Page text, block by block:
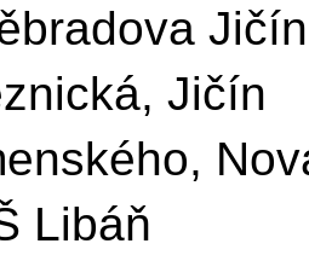
Jičín
Jičín
Libáň